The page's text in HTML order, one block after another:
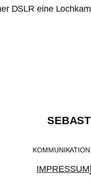
DSLR eine
IMPRESSUM